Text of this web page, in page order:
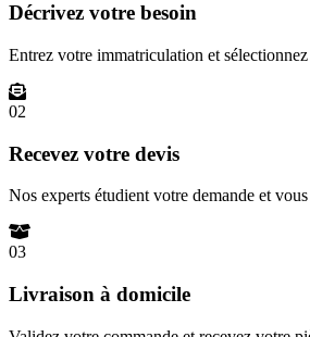
Décrivez votre besoin
Entrez votre immatriculation et
02
Recevez votre devis
Nos experts étudient votre demande et
03
Livraison à domicile